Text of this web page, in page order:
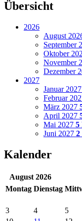
Übersicht
2026
August
September
Oktober
November
Dezember
2027
Januar 2027
Februar
März 2027
April 2027
Mai 2027 5
Juni 2027 2
Kalender
August 2026
Montag Dienstag Mi
3
4 5